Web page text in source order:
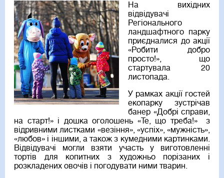
На вихідних
відвідувачі
Регіонального
ландшафтного парку
приєдналися до акції
«Робити добро
просто!», що
стартувала 20
листопада.
У рамках акції гостей
екопарку зустрічав
банер «Добрі справи,
на старт!» і дошка оголошень «Те, що треба!» з
відривними листками «везіння», «успіх», «мужність»,
«любов» і іншими, а також з кумедними картинками.
Відвідувачі могли взяти участь у виготовленні
тортів для копитних з художньо порізаних і
розкладених овочів і погодувати ними тварин.